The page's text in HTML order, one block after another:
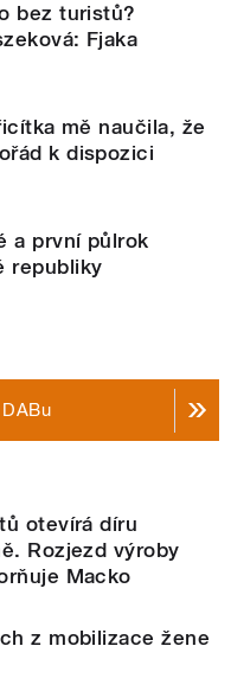
bez turistů?
Fjaka
mě naučila, že
k dispozici
a první půlrok
republiky
otevírá díru
Rozjezd výroby
Macko
z mobilizace žene